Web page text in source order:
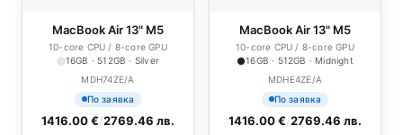
MacBook Air 13" M5
10-core CPU / 8-core GPU
16GB · 512GB · Silver
MDH74ZE/A
По заявка
1416.00 €/2769.46 лв.
MacBook Air 13" M5
10-core CPU / 8-core GPU
16GB · 512GB · Midnight
MDHE4ZE/A
По заявка
1416.00 €/2769.46 лв.